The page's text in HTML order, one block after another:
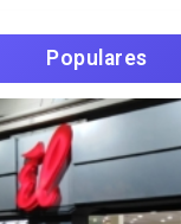
Populares